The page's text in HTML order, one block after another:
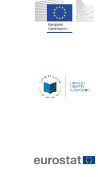
Jean-Louis
Jean-Victor
Johnny
Katharien